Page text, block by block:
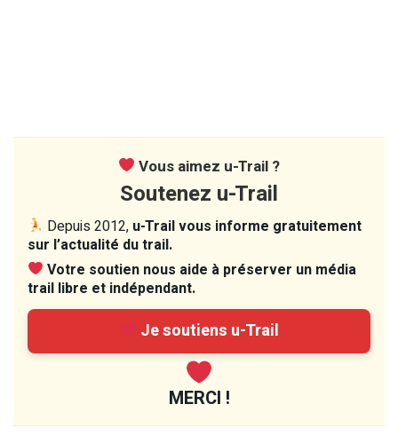
Vous aimez u-Trail ?
Soutenez u-Trail
Depuis 2012, u-Trail vous informe gratuitement
sur l’actualité du trail.
Votre soutien nous aide à préserver un média
trail libre et indépendant.
Je soutiens u-Trail
MERCI !